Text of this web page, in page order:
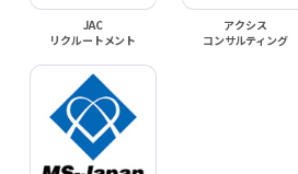
JAC
リクルートメント
アクシス
コンサルティング